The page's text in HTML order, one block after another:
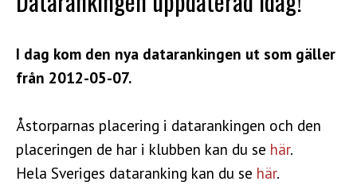
I dag kom den nya datarankingen ut som gäller
från 2012-05-07.
Åstorparnas placering i datarankingen och den
placeringen de har i klubben kan du se här.
Hela Sveriges dataranking kan du se här.